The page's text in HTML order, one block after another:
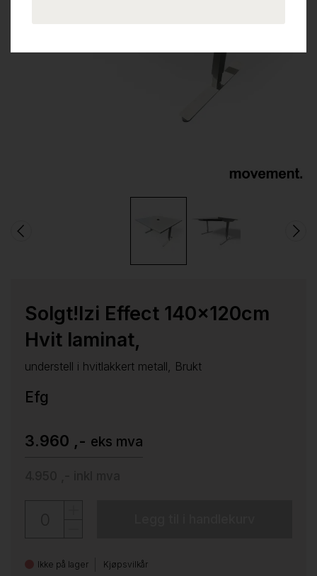
Solgt!Izi Effect 140x120cm
Hvit laminat,
understell i hvitlakkert metall, Brukt
Efg
3.960 ,- eks mva
Ikke på lager Kjøpsvilkår